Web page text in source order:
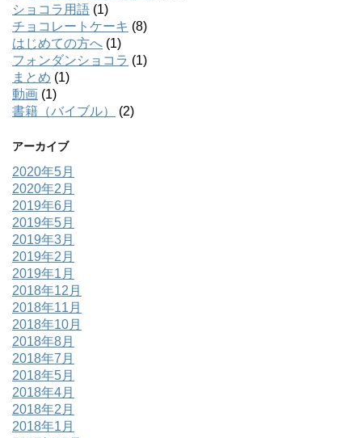
ショコラ用語 (1)
チョコレートケーキ (8)
はじめての方へ (1)
フォンダンショコラ (1)
まとめ (1)
動画 (1)
書籍（バイブル）
(2)
アーカイブ
2020年5月
2020年2月
2019年6月
2019年5月
2019年3月
2019年2月
2019年1月
2018年12月
2018年11月
2018年10月
2018年8月
2018年7月
2018年5月
2018年4月
2018年2月
2018年1月